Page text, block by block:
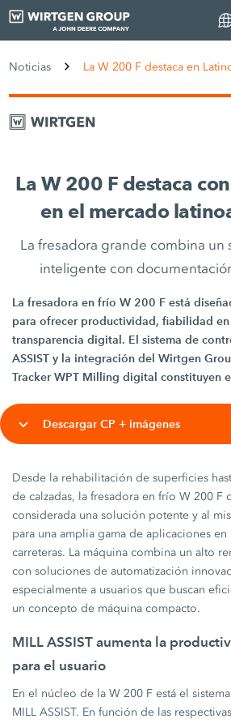
Noticias La W 200 F destaca en
La W 200 F destaca
en el mercado
La fresadora grande combina un
inteligente con
La fresadora en frío W 200 F está
para ofrecer productividad, fiabilidad en
transparencia digital. El sistema de
ASSIST y la integración del Wirtgen
Tracker WPT Milling digital constituyen
Descargar CP + imágenes
Desde la rehabilitación de superficies
de calzadas, la fresadora en frío W 200 F
considerada una solución potente y al
para una amplia gama de aplicaciones
carreteras. La máquina combina un alto
con soluciones de automatización
especialmente a usuarios que buscan
un concepto de máquina compacto.
MILL ASSIST aumenta la
para el usuario
En el núcleo de la W 200 F está el
MILL ASSIST. En función de las